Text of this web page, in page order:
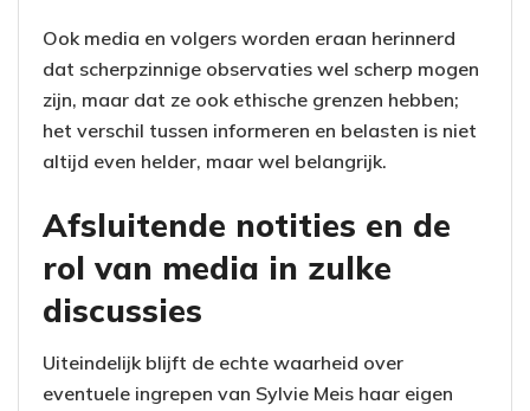
Ook media en volgers worden eraan herinnerd
dat scherpzinnige observaties wel scherp mogen
zijn, maar dat ze ook ethische grenzen hebben;
het verschil tussen informeren en belasten is niet
altijd even helder, maar wel belangrijk.
Afsluitende notities en de
rol van media in zulke
discussies
Uiteindelijk blijft de echte waarheid over
eventuele ingrepen van Sylvie Meis haar eigen